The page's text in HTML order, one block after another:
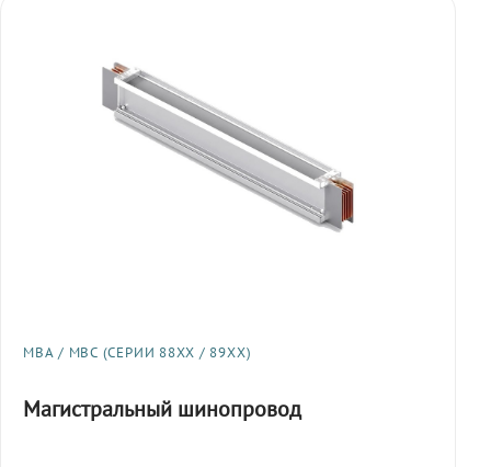
МВА / МВС (СЕРИИ 88XX / 89XX)
Магистральный шинопровод